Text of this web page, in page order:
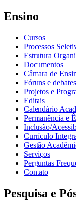
Ensino
Cursos
Processos
Estrutura
Documentos
Câmara de
Fóruns e debates
Projetos e
Editais
Calendário
Permanência e
Inclusão/
Currículo
Gestão
Serviços
Perguntas
Contato
Pesquisa e